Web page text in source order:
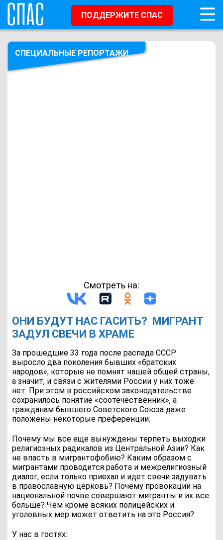
ПОДДЕРЖИТЕ СПАС
СПЕЦИАЛЬНЫЕ РЕПОРТАЖИ
Смотреть на:
ОНИ БУДУТ НАС ГАСИТЬ? МИГРАНТ
ЗАДУЛ СВЕЧИ В ХРАМЕ
За прошедшие 33 года после распада СССР
выросло два поколения бывших «братских
народов», которые не помнят нашей общей страны,
а значит, и связи с жителями России у них тоже
нет. При этом в российском законодательстве
сохранилось понятие «соотечественник», а
гражданам бывшего Советского Союза даже
положены некоторые преференции.
Почему мы все еще вынуждены терпеть выходки
религиозных радикалов из Центральной Азии? Как
не впасть в мигрантофобию? Каким образом с
мигрантами проводится работа и межрелигиозный
диалог, если только приехал и идет свечи задувать
в православную церковь? Почему провокации на
национальной почве совершают мигранты и их все
больше? Чем кроме всяких полицейских и
уголовных мер может ответить на это Россия?
У нас в гостях: